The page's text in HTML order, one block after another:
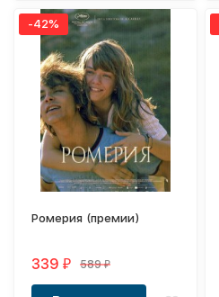
-42%
Ромерия (премии)
339₽ 589₽